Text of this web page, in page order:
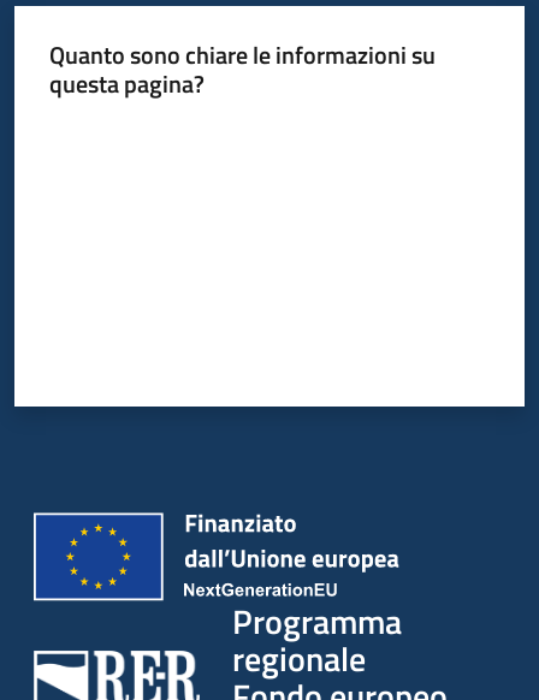
Quanto sono chiare le informazioni su
questa pagina?
Programma
regionale